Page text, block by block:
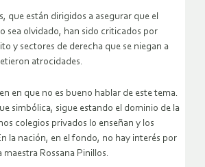
que están dirigidos a asegurar que el
sea olvidado, han sido criticados por
y sectores de derecha que se niegan a
atrocidades.
en que no es bueno hablar de este tema.
simbólica, sigue estando el dominio de la
colegios privados lo enseñan y los
la nación, en el fondo, no hay interés por
maestra Rossana Pinillos.